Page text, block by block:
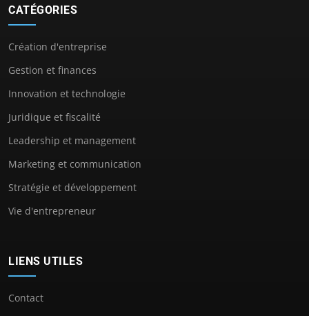
CATÉGORIES
Création d'entreprise
Gestion et finances
Innovation et technologie
Juridique et fiscalité
Leadership et management
Marketing et communication
Stratégie et développement
Vie d'entrepreneur
LIENS UTILES
Contact